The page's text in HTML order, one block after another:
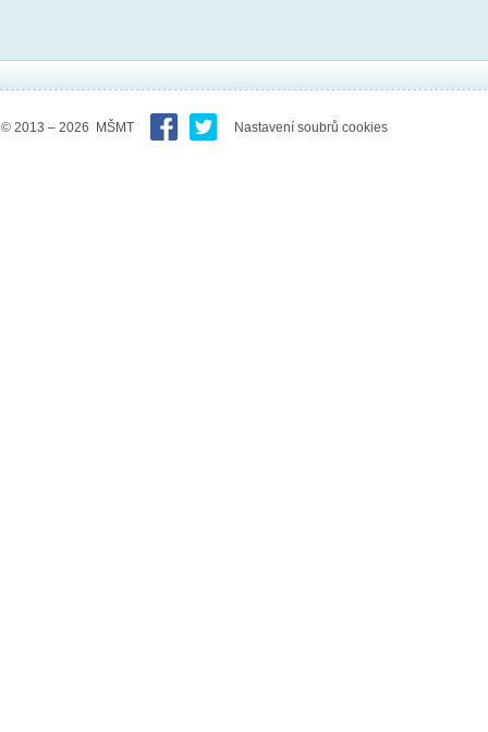
© 2013 – 2026 MŠMT Nastavení soubrů cookies